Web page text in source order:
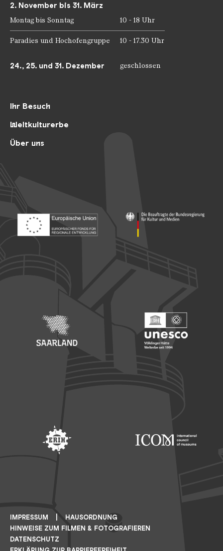
Ihr Besuch
Weltkulturerbe
Über uns
2. November bis 31. März
Montag bis Sonntag 10 - 18 Uhr
Paradies und Hochofengruppe 10 - 17.30 Uhr
24., 25. und 31. Dezember geschlossen
IMPRESSUM
HAUSORDNUNG
HINWEISE ZUM FILMEN & FOTOGRAFIEREN
DATENSCHUTZ